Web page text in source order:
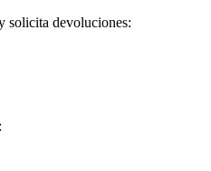
solicita devoluciones: